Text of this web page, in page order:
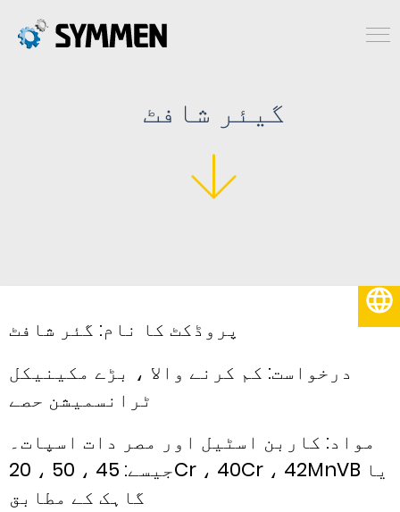
گیئر شافٹ
پروڈکٹ کا نام: گئر شافٹ
درخواست: کم کرنے والا ، بڑے مکینیکل
ٹرانسمیشن حصے
مواد: کاربن اسٹیل اور مصر دات اسپات۔
جیسے: 45 ، 50 ، 20Cr ، 40Cr ، 42MnVB یا
گاہک کے مطابق
اردو